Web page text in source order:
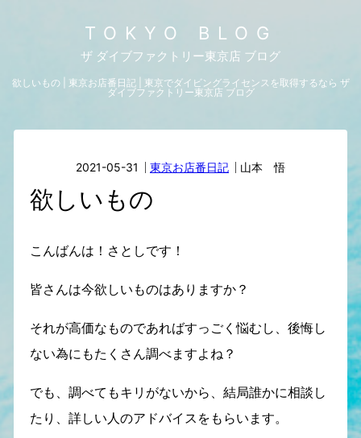
TOKYO BLOG
ザ ダイブファクトリー東京店 ブログ
欲しいもの | 東京お店番日記 | 東京でダイビングライセンスを取得するなら ザ
ダイブファクトリー東京店 ブログ
2021-05-31 東京お店番日記 山本 悟
欲しいもの
こんばんは！さとしです！
皆さんは今欲しいものはありますか？
それが高価なものであればすっごく悩むし、後悔し
ない為にもたくさん調べますよね？
でも、調べてもキリがないから、結局誰かに相談し
たり、詳しい人のアドバイスをもらいます。